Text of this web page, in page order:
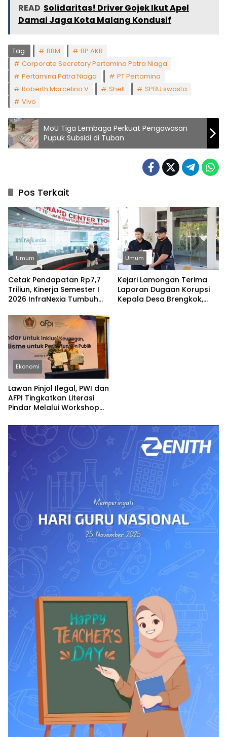
READ Solidaritas! Driver Gojek Ikut Apel
Damai Jaga Kota Malang Kondusif
Tag: BBM
BP AKR
Corporate Secretary Pertamina Patra Niaga
Pertamina Patra Niaga
PT Pertamina
Roberth Marcelino V
Shell
SPBU swasta
Vivo
MoU Tiga Lembaga Perkuat Pengawasan
Pupuk Subsidi di Tuban
Pos Terkait
Umum
Cetak Pendapatan Rp7,7
Triliun, Kinerja Semester I
2026 InfraNexia Tumbuh
Saing Industri Digital
Umum
Kejari Lamongan Terima
Laporan Dugaan Korupsi
Kepala Desa Brengkok,
Ekonomi
Lawan Pinjol Ilegal, PWI dan
AFPI Tingkatkan Literasi
Pindar Melalui Workshop